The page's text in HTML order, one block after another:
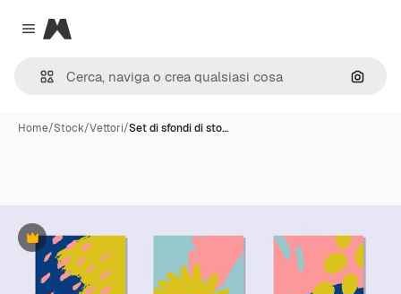
Close menu
Magnific
Cerca
Home/Stock/Vettori/Set di sfondi di sto…
Premium